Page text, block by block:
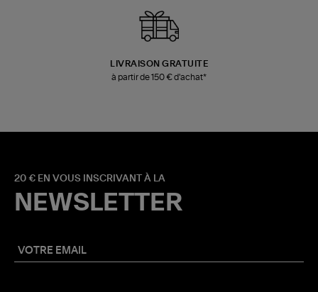
LIVRAISON GRATUITE
à partir de 150 € d'achat*
20 € EN VOUS INSCRIVANT À LA
NEWSLETTER